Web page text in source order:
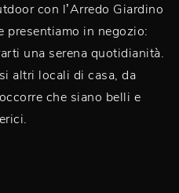
con l’Arredo Giardino
presentiamo in negozio:
una serena quotidianità.
altri locali di casa, da
che siano belli e